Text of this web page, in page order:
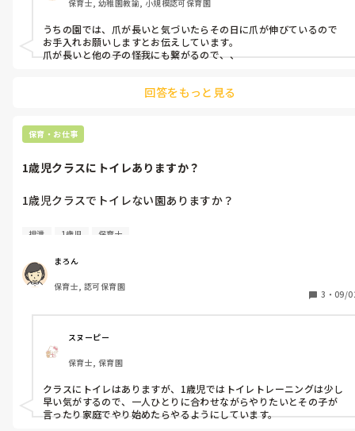
愚痴がはいってしまいましたが、爪を切るよう言葉をかけるタイ
ミングって難しいなぁと保護者、保育者どちらの立場にたって、
より感じるようになりました。
また、どんなタイミングでされていますか？
保育士, 幼稚園教諭, 小規模認可保育園
うちの園では、爪が長いと気づいたらその日に爪が伸びているので
お手入れお願いしますとお伝えしています。
爪が長いと他の子の怪我にも繋がるので、、
回答をもっと見る
保育・お仕事
1歳児クラスにトイレありますか？
1歳児クラスでトイレない園ありますか？
園見学した時に隅とはいえ室内でオムツ替えしていて驚きまし
先生がみんなから見えないようにしていましたが今まで勤めてい
た園にはあったので衝撃でした
排泄 1歳児 保育士
まろん
保育士, 認可保育園
3 ・ 09/
スヌーピー
保育士, 保育園
クラスにトイレはありますが、1歳児ではトイレトレーニングは少し
早い気がするので、一人ひとりに合わせながらやりたいとその子が
言ったり家庭でやり始めたらやるようにしています。